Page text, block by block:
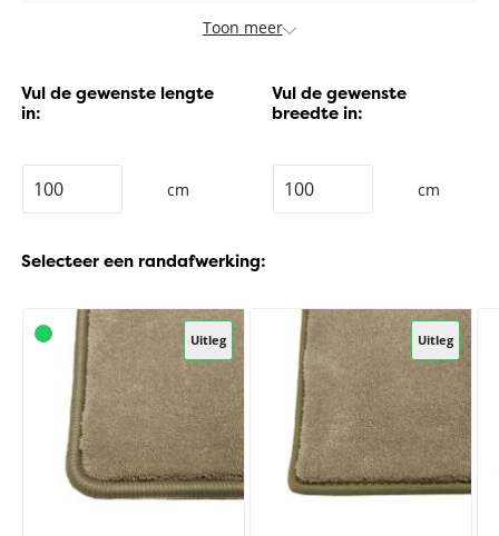
Toon meer
Vul de gewenste lengte
in:
cm
Vul de gewenste
breedte in:
cm
Selecteer een randafwerking:
Uitleg Uitleg